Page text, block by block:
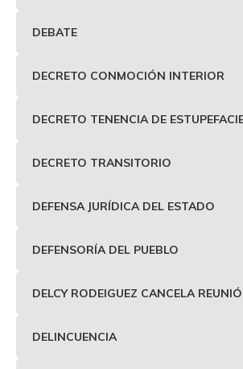
DEBATE
DECRETO CONMOCIÓN INTERIOR
DECRETO TENENCIA DE
DECRETO TRANSITORIO
DEFENSA JURÍDICA DEL ESTADO
DEFENSORÍA DEL PUEBLO
DELCY RODEIGUEZ CANCELA
DELINCUENCIA